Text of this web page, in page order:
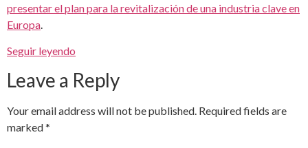
presentar el plan para la revitalización de una industria clave en
Europa
Seguir leyendo
Leave a Reply
Your email address will not be published. Required fields are
marked*